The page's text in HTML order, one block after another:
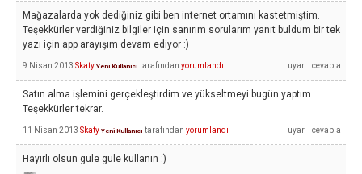
Mağazalarda yok dediğiniz gibi ben internet ortamını kastetmiştim.
Teşekkürler verdiğiniz bilgiler için sanırım sorularım yanıt buldum bir tek
yazı için app arayışım devam ediyor :)
9 Nisan 2013 Skaty Yeni Kullanıcı tarafından yorumlandı
Satın alma işlemini gerçekleştirdim ve yükseltmeyi bugün yaptım.
Teşekkürler tekrar.
11 Nisan 2013 Skaty Yeni Kullanıcı tarafından yorumlandı
Hayırlı olsun güle güle kullanın :)